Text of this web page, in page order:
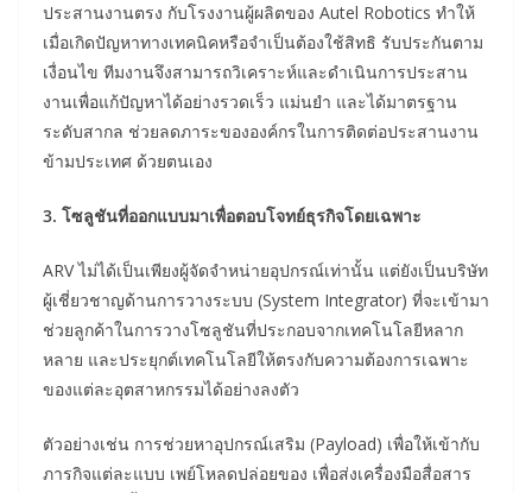
ประสานงานตรง กับโรงงานผู้ผลิตของ Autel Robotics ทำให้
เมื่อเกิดปัญหาทางเทคนิคหรือจำเป็นต้องใช้สิทธิ รับประกันตาม
เงื่อนไข ทีมงานจึงสามารถวิเคราะห์และดำเนินการประสาน
งานเพื่อแก้ปัญหาได้อย่างรวดเร็ว แม่นยำ และได้มาตรฐาน
ระดับสากล ช่วยลดภาระขององค์กรในการติดต่อประสานงาน
ข้ามประเทศ ด้วยตนเอง
3. โซลูชันที่ออกแบบมาเพื่อตอบโจทย์ธุรกิจโดยเฉพาะ
ARV ไม่ได้เป็นเพียงผู้จัดจำหน่ายอุปกรณ์เท่านั้น แต่ยังเป็นบริษัท
ผู้เชี่ยวชาญด้านการวางระบบ (System Integrator) ที่จะเข้ามา
ช่วยลูกค้าในการวางโซลูชันที่ประกอบจากเทคโนโลยีหลาก
หลาย และประยุกต์เทคโนโลยีให้ตรงกับความต้องการเฉพาะ
ของแต่ละอุตสาหกรรมได้อย่างลงตัว
ตัวอย่างเช่น การช่วยหาอุปกรณ์เสริม (Payload) เพื่อให้เข้ากับ
ภารกิจแต่ละแบบ เพย์โหลดปล่อยของ เพื่อส่งเครื่องมือสื่อสาร